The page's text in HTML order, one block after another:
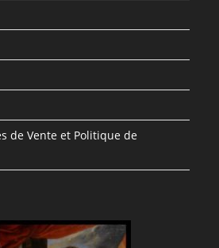
de Vente et Politique de